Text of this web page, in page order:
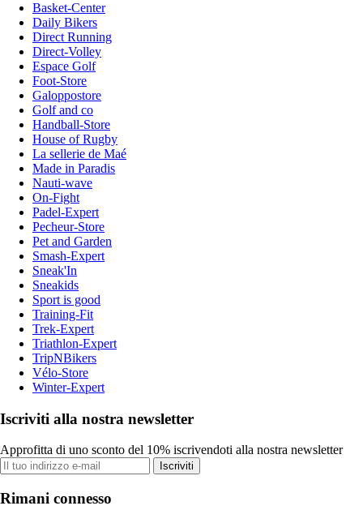
Basket-Center
Daily Bikers
Direct Running
Direct-Volley
Espace Golf
Foot-Store
Galoppostore
Golf and co
Handball-Store
House of Rugby
La sellerie de Maé
Made in Paradis
Nauti-wave
On-Fight
Padel-Expert
Pecheur-Store
Pet and Garden
Smash-Expert
Sneak'In
Sneakids
Sport is good
Training-Fit
Trek-Expert
Triathlon-Expert
TripNBikers
Vélo-Store
Winter-Expert
Iscriviti alla nostra newsletter
Approfitta di uno sconto del 10% iscrivendoti alla nostra newsletter
Iscriviti
Rimani connesso